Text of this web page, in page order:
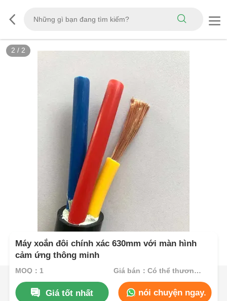
2 / 2
Máy xoắn đôi chính xác 630mm với màn hình
cảm ứng thông minh
MOQ：1 Giá bán：Có thể thương lượng
Giá tốt nhất nói chuyện ngay.